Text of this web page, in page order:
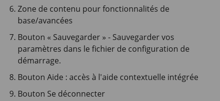
Zone de contenu pour fonctionnalités de
base/avancées
Bouton « Sauvegarder » - Sauvegarder vos
paramètres dans le fichier de configuration de
démarrage.
Bouton Aide : accès à l'aide contextuelle intégrée
Bouton Se déconnecter